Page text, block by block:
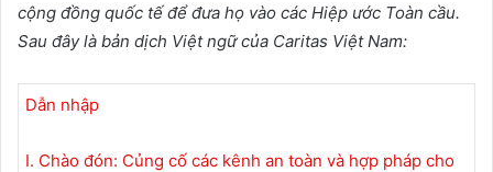
cộng đồng quốc tế để đưa họ vào các Hiệp ước Toàn cầu.
Sau đây là bản dịch Việt ngữ của Caritas Việt Nam:
Dẫn nhập
I. Chào đón: Củng cố các kênh an toàn và hợp pháp cho